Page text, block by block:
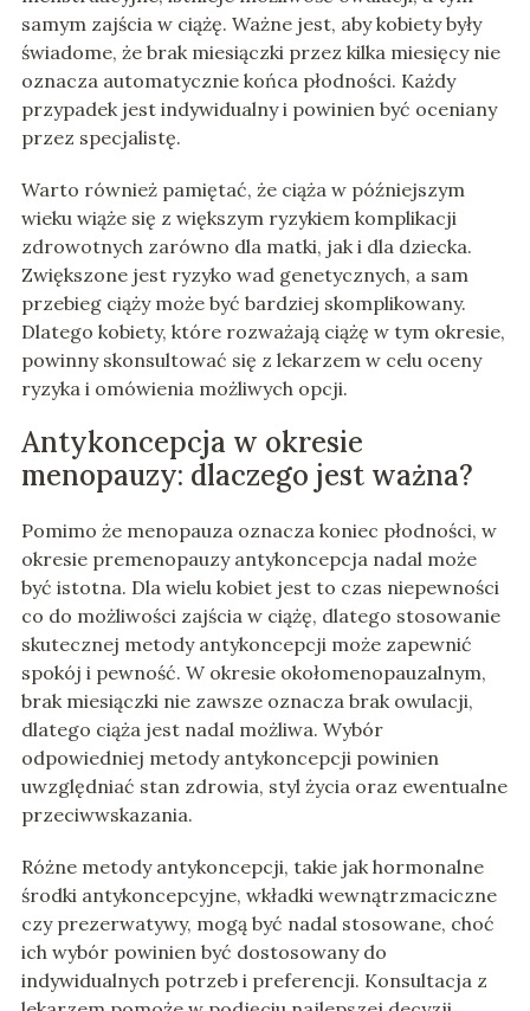
samym zajścia w ciążę. Ważne jest, aby kobiety były
świadome, że brak miesiączki przez kilka miesięcy nie
oznacza automatycznie końca płodności. Każdy
przypadek jest indywidualny i powinien być oceniany
przez specjalistę.
Warto również pamiętać, że ciąża w późniejszym
wieku wiąże się z większym ryzykiem komplikacji
zdrowotnych zarówno dla matki, jak i dla dziecka.
Zwiększone jest ryzyko wad genetycznych, a sam
przebieg ciąży może być bardziej skomplikowany.
Dlatego kobiety, które rozważają ciążę w tym okresie,
powinny skonsultować się z lekarzem w celu oceny
ryzyka i omówienia możliwych opcji.
Antykoncepcja w okresie
menopauzy: dlaczego jest ważna?
Pomimo że menopauza oznacza koniec płodności, w
okresie premenopauzy antykoncepcja nadal może
być istotna. Dla wielu kobiet jest to czas niepewności
co do możliwości zajścia w ciążę, dlatego stosowanie
skutecznej metody antykoncepcji może zapewnić
spokój i pewność. W okresie okołomenopauzalnym,
brak miesiączki nie zawsze oznacza brak owulacji,
dlatego ciąża jest nadal możliwa. Wybór
odpowiedniej metody antykoncepcji powinien
uwzględniać stan zdrowia, styl życia oraz ewentualne
przeciwwskazania.
Różne metody antykoncepcji, takie jak hormonalne
środki antykoncepcyjne, wkładki wewnątrzmaciczne
czy prezerwatywy, mogą być nadal stosowane, choć
ich wybór powinien być dostosowany do
indywidualnych potrzeb i preferencji. Konsultacja z